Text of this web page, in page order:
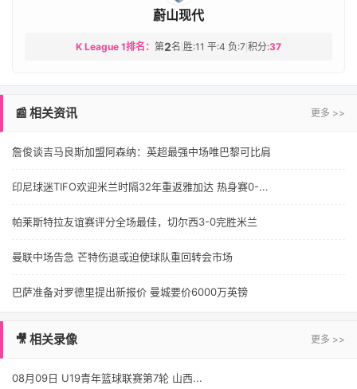
蔚山现代
K League 1排名： 第2名 胜:11 平:4 负:7 积分:37
📰 相关资讯 更多 >>
詹俊谈吉马良斯加盟阿森纳：英超最强中场唯巴黎可比肩
印尼球迷TIFO欢迎米兰时隔32年重返雅加达 热身赛0-...
帕莱斯特拉友谊赛评分全场最佳，切尔西3-0完胜米兰
曼联中场告急 芒特伤退或迫使球队重回转会市场
巴萨准备对罗德里提出新报价 曼城要价6000万英镑
🎥 相关录像 更多 >>
08月09日 U19青年篮球联赛第7轮 山西...